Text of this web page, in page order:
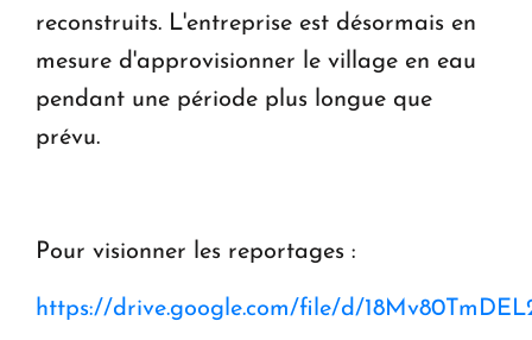
reconstruits. L'entreprise est désormais en
mesure d'approvisionner le village en eau
pendant une période plus longue que
prévu.
Pour visionner les reportages :
https://drive.google.com/file/d/